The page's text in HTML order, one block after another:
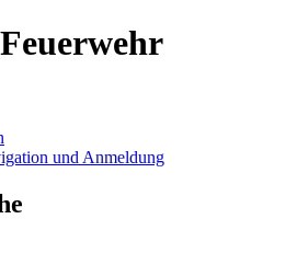
und Anmeldung